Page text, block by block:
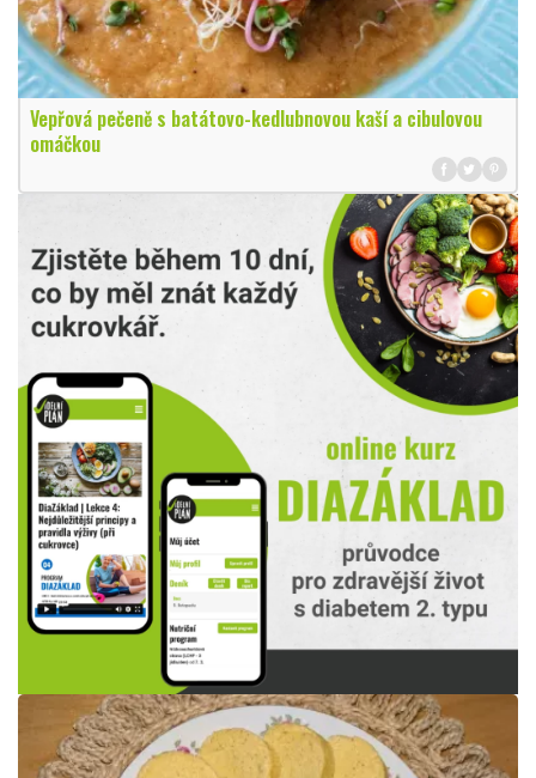
Vepřová pečeně s batátovo-kedlubnovou kaší a cibulovou
omáčkou